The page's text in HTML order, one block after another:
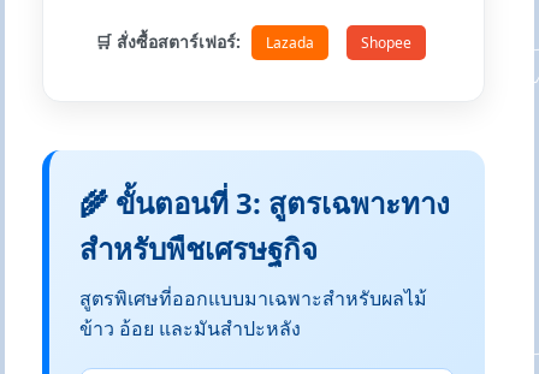
🛒 สั่งซื้อสตาร์เฟอร์: Lazada Shopee
🌾 ขั้นตอนที่ 3: สูตรเฉพาะทาง
สำหรับพืชเศรษฐกิจ
สูตรพิเศษที่ออกแบบมาเฉพาะสำหรับผลไม้
ข้าว อ้อย และมันสำปะหลัง